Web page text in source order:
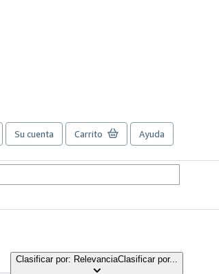
Su cuenta Carrito Ayuda
Clasificar por: RelevanciaClasificar por...